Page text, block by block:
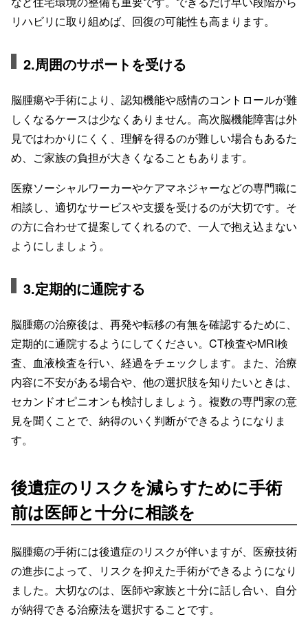
リハビリに取り組めば、回復の可能性も高まります。
2.周囲のサポートを受ける
脳腫瘍や手術により、認知機能や感情のコントロールが難
しくなるケースは少なくありません。高次脳機能障害は外
見ではわかりにくく、理解を得るのが難しい場合もあるた
め、ご家族の負担が大きくなることもあります。
医療ソーシャルワーカーやケアマネジャーなどの専門職に
相談し、適切なサービスや支援を受けるのが大切です。そ
の方に合わせて提案してくれるので、一人で抱え込まない
ようにしましょう。
3.定期的に通院する
脳腫瘍の治療後は、再発や転移の有無を確認するために、
定期的に通院するようにしてください。CT検査やMRI検
査、血液検査を行い、経過をチェックします。また、治療
内容に不安がある場合や、他の選択肢を知りたいときは、
セカンドオピニオンも検討しましょう。複数の専門家の意
見を聞くことで、納得のいく判断ができるようになりま
す。
後遺症のリスクを減らすために手術
前は医師と十分に相談を
脳腫瘍の手術には後遺症のリスクが伴いますが、医療技術
の進歩によって、リスクを抑えた手術ができるようになり
ました。大切なのは、医師や家族と十分に話し合い、自分
が納得できる治療法を選択することです。